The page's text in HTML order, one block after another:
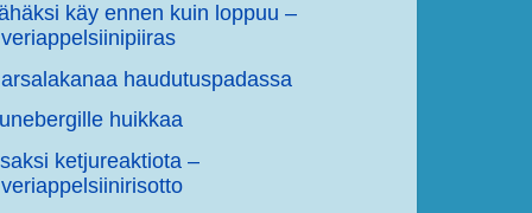
käy ennen kuin loppuu –
veriappelsiinipiiras
haudutuspadassa
huikkaa
ketjureaktiota –
veriappelsiinirisotto